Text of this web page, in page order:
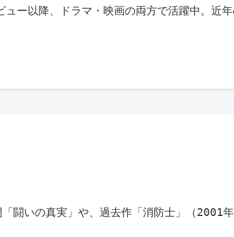
以降、ドラマ・映画の両方で活躍中。近年
の真実」や、過去作「消防士」（2001年